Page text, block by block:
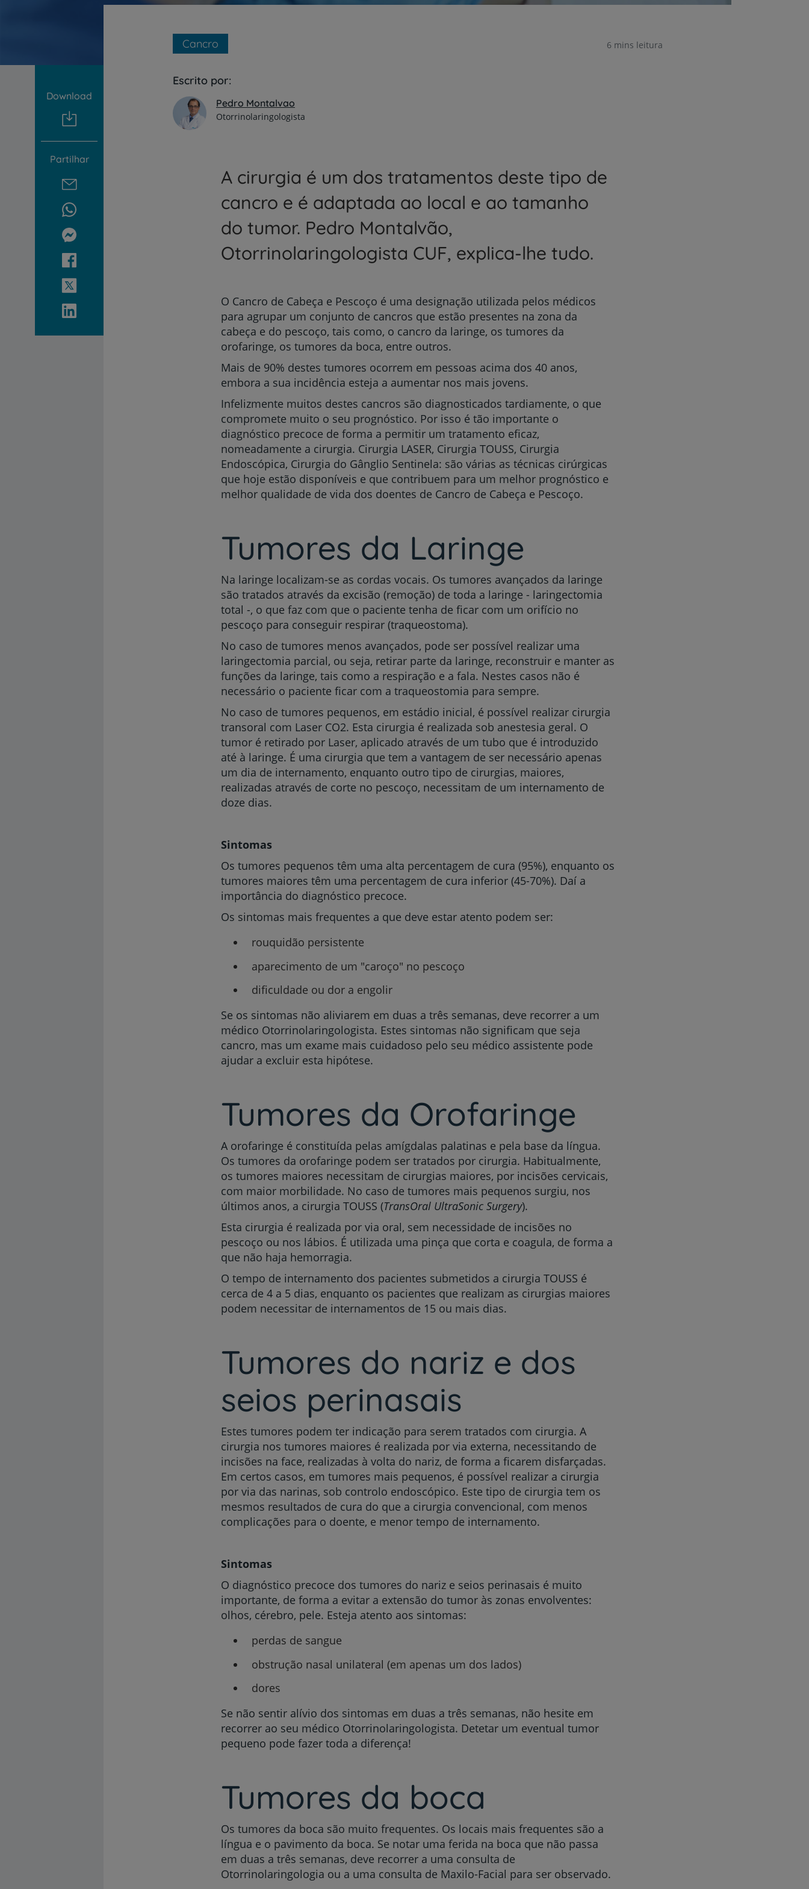
Prevenção e bem-estar
Grandes Áreas da Saúde
Serviços CUF
Plano +CUF
Clientes e acompanhantes
CUF Academic Center
Para profissionais
Sobre nós
Contacte-nos
Cancro 6 mins leitura
Escrito por:
Pedro Montalvao
Otorrinolaringologista
A cirurgia é um dos tratamentos deste tipo de
cancro e é adaptada ao local e ao tamanho
do tumor. Pedro Montalvão,
Otorrinolaringologista CUF, explica-lhe tudo.
O Cancro de Cabeça e Pescoço é uma designação utilizada pelos médicos
para agrupar um conjunto de cancros que estão presentes na zona da
cabeça e do pescoço, tais como, o cancro da laringe, os tumores da
orofaringe, os tumores da boca, entre outros.
Mais de 90% destes tumores ocorrem em pessoas acima dos 40 anos,
embora a sua incidência esteja a aumentar nos mais jovens.
Infelizmente muitos destes cancros são diagnosticados tardiamente, o que
compromete muito o seu prognóstico. Por isso é tão importante o
diagnóstico precoce de forma a permitir um tratamento eficaz,
nomeadamente a cirurgia. Cirurgia LASER, Cirurgia TOUSS, Cirurgia
Endoscópica, Cirurgia do Gânglio Sentinela: são várias as técnicas cirúrgicas
que hoje estão disponíveis e que contribuem para um melhor prognóstico e
melhor qualidade de vida dos doentes de Cancro de Cabeça e Pescoço.
Tumores da Laringe
Na laringe localizam-se as cordas vocais. Os tumores avançados da laringe
são tratados através da excisão (remoção) de toda a laringe - laringectomia
total -, o que faz com que o paciente tenha de ficar com um orifício no
pescoço para conseguir respirar (traqueostoma).
No caso de tumores menos avançados, pode ser possível realizar uma
laringectomia parcial, ou seja, retirar parte da laringe, reconstruir e manter as
funções da laringe, tais como a respiração e a fala. Nestes casos não é
necessário o paciente ficar com a traqueostomia para sempre.
No caso de tumores pequenos, em estádio inicial, é possível realizar cirurgia
transoral com Laser CO2. Esta cirurgia é realizada sob anestesia geral. O
tumor é retirado por Laser, aplicado através de um tubo que é introduzido
até à laringe. É uma cirurgia que tem a vantagem de ser necessário apenas
um dia de internamento, enquanto outro tipo de cirurgias, maiores,
realizadas através de corte no pescoço, necessitam de um internamento de
doze dias.
Sintomas
Os tumores pequenos têm uma alta percentagem de cura (95%), enquanto os
tumores maiores têm uma percentagem de cura inferior (45-70%). Daí a
importância do diagnóstico precoce.
Os sintomas mais frequentes a que deve estar atento podem ser:
rouquidão persistente
aparecimento de um "caroço" no pescoço
dificuldade ou dor a engolir
Se os sintomas não aliviarem em duas a três semanas, deve recorrer a um
médico Otorrinolaringologista. Estes sintomas não significam que seja
cancro, mas um exame mais cuidadoso pelo seu médico assistente pode
ajudar a excluir esta hipótese.
Tumores da Orofaringe
A orofaringe é constituída pelas amígdalas palatinas e pela base da língua.
Os tumores da orofaringe podem ser tratados por cirurgia. Habitualmente,
os tumores maiores necessitam de cirurgias maiores, por incisões cervicais,
com maior morbilidade. No caso de tumores mais pequenos surgiu, nos
últimos anos, a cirurgia TOUSS (TransOral UltraSonic Surgery).
Esta cirurgia é realizada por via oral, sem necessidade de incisões no
pescoço ou nos lábios. É utilizada uma pinça que corta e coagula, de forma a
que não haja hemorragia.
O tempo de internamento dos pacientes submetidos a cirurgia TOUSS é
cerca de 4 a 5 dias, enquanto os pacientes que realizam as cirurgias maiores
podem necessitar de internamentos de 15 ou mais dias.
Tumores do nariz e dos
seios perinasais
Estes tumores podem ter indicação para serem tratados com cirurgia. A
cirurgia nos tumores maiores é realizada por via externa, necessitando de
incisões na face, realizadas à volta do nariz, de forma a ficarem disfarçadas.
Em certos casos, em tumores mais pequenos, é possível realizar a cirurgia
por via das narinas, sob controlo endoscópico. Este tipo de cirurgia tem os
mesmos resultados de cura do que a cirurgia convencional, com menos
complicações para o doente, e menor tempo de internamento.
Sintomas
O diagnóstico precoce dos tumores do nariz e seios perinasais é muito
importante, de forma a evitar a extensão do tumor às zonas envolventes:
olhos, cérebro, pele. Esteja atento aos sintomas:
perdas de sangue
obstrução nasal unilateral (em apenas um dos lados)
dores
Se não sentir alívio dos sintomas em duas a três semanas, não hesite em
recorrer ao seu médico Otorrinolaringologista. Detetar um eventual tumor
pequeno pode fazer toda a diferença!
Tumores da boca
Os tumores da boca são muito frequentes. Os locais mais frequentes são a
língua e o pavimento da boca. Se notar uma ferida na boca que não passa
em duas a três semanas, deve recorrer a uma consulta de
Otorrinolaringologia ou a uma consulta de Maxilo-Facial para ser observado.
Download
Partilhar